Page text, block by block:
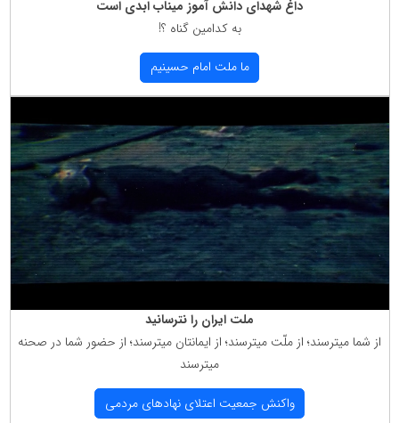
داغ شهدای دانش آموز میناب ابدی است
به كدامین گناه ؟!
ما ملت امام حسینیم
ملت ایران را نترسانید
از شما میترسند؛ از ملّت میترسند؛ از ایمانتان میترسند؛ از حضور شما در صحنه
میترسند
واكنش جمعیت اعتلای نهادهای مردمی